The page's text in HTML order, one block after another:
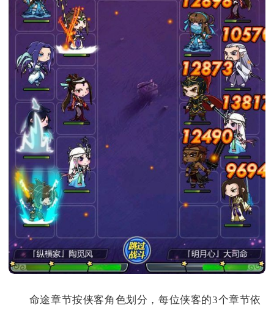
命途章节按侠客角色划分，每位侠客的3个章节依